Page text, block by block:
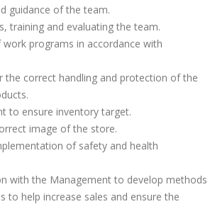
guidance of the team.
training and evaluating the team.
programs in accordance with
the correct handling and protection of the
to ensure inventory target.
image of the store.
of safety and health
with the Management to develop methods
to help increase sales and ensure the